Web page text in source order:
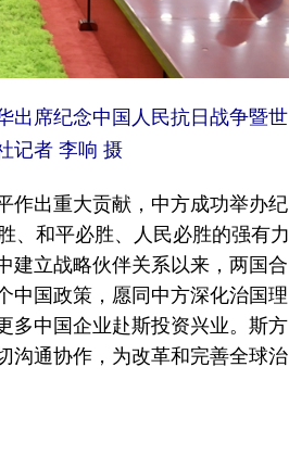
出席纪念中国人民抗日战争暨世
记者 李响 摄
出重大贡献，中方成功举办纪
、和平必胜、人民必胜的强有力
建立战略伙伴关系以来，两国合
中国政策，愿同中方深化治国理
多中国企业赴斯投资兴业。斯方
沟通协作，为改革和完善全球治